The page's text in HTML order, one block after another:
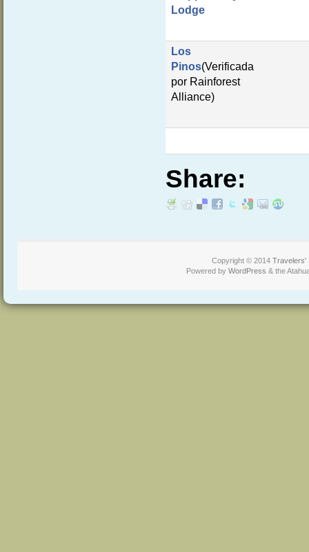
Lodge
Los
Pinos(Verificada
por Rainforest
Alliance)
Share:
Copyright © 2014Travelers'
Powered by WordPress & the